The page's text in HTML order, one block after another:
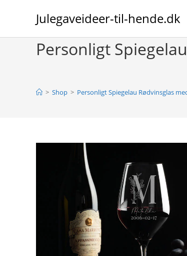
Julegaveideer-til-hende.dk
Personligt
> Shop > Personligt Spiegelau Rødvinsglas